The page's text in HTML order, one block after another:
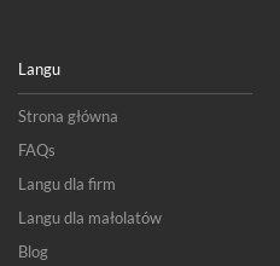
Langu
Strona główna
FAQs
Langu dla firm
Langu dla małolatów
Blog